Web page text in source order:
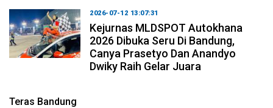
2026-07-12 13:07:31
Kejurnas MLDSPOT Autokhana
2026 Dibuka Seru Di Bandung,
Canya Prasetyo Dan Anandyo
Dwiky Raih Gelar Juara
Teras Bandung